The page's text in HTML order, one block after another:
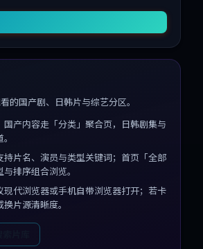
的国产剧、日韩片与综艺分区。
国产内容走「分类」聚合页，日韩剧集与
持片名、演员与类型关键词；首页「全部
排序组合浏览。
现代浏览器或手机自带浏览器打开；若卡
片源清晰度。